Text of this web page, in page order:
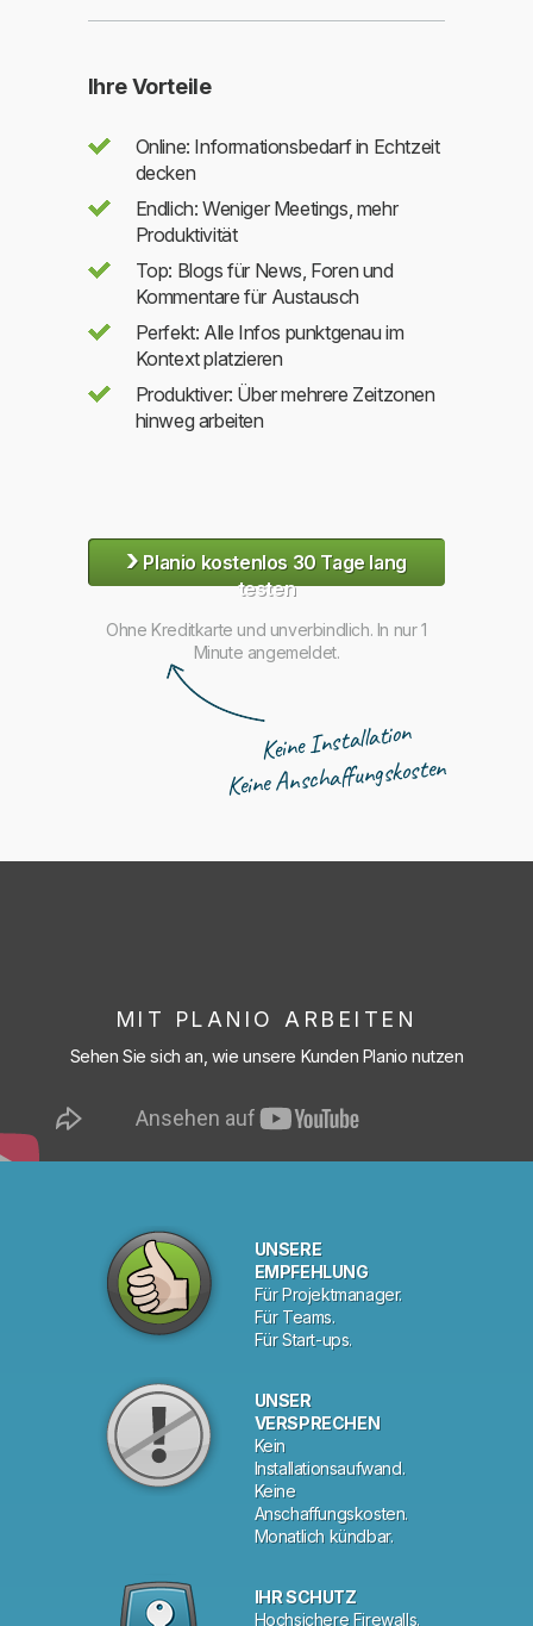
Ihre Vorteile
Online: Informationsbedarf in Echtzeit
decken
Endlich: Weniger Meetings, mehr
Produktivität
Top: Blogs für News, Foren und
Kommentare für Austausch
Perfekt: Alle Infos punktgenau im
Kontext platzieren
Produktiver: Über mehrere Zeitzonen
hinweg arbeiten
›Planio kostenlos 30 Tage lang
testen
Ohne Kreditkarte und unverbindlich. In nur 1
Minute angemeldet.
Keine Installation
Keine Anschaffungskosten
MIT PLANIO ARBEITEN
Sehen Sie sich an, wie unsere Kunden Planio nutzen
UNSERE
EMPFEHLUNG
Für Projektmanager.
Für Teams.
Für Start-ups.
UNSER
VERSPRECHEN
Kein
Installationsaufwand.
Keine
Anschaffungskosten.
Monatlich kündbar.
IHR SCHUTZ
Hochsichere Firewalls.